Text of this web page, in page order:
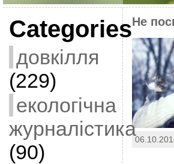
Categories
довкілля
(229)
екологічна
журналістика
(90)
Не